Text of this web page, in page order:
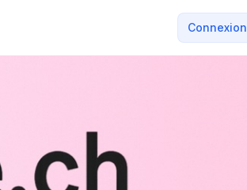
Connexion